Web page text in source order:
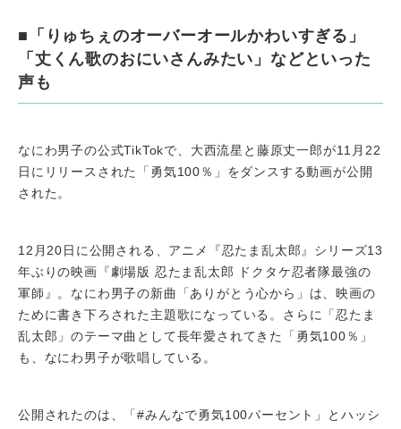
■「りゅちぇのオーバーオールかわいすぎる」
「丈くん歌のおにいさんみたい」などといった
声も
なにわ男子の公式TikTokで、大西流星と藤原丈一郎が11月22
日にリリースされた「勇気100％」をダンスする動画が公開
された。
12月20日に公開される、アニメ『忍たま乱太郎』シリーズ13
年ぶりの映画『劇場版 忍たま乱太郎 ドクタケ忍者隊最強の
軍師』。なにわ男子の新曲「ありがとう心から」は、映画の
ために書き下ろされた主題歌になっている。さらに「忍たま
乱太郎」のテーマ曲として長年愛されてきた「勇気100％」
も、なにわ男子が歌唱している。
公開されたのは、「#みんなで勇気100パーセント」とハッシ